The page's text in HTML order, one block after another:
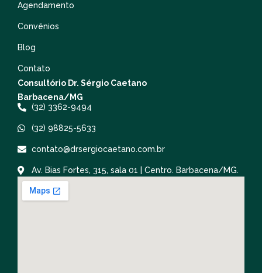
Agendamento
Convênios
Blog
Contato
Consultório Dr. Sérgio Caetano
Barbacena/MG
(32) 3362-9494
(32) 98825-5633
contato@drsergiocaetano.com.br
Av. Bias Fortes, 315, sala 01 | Centro. Barbacena/MG.